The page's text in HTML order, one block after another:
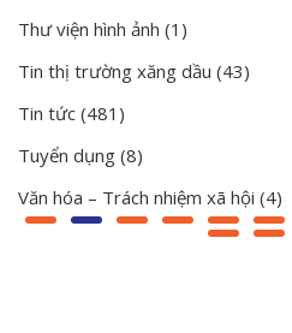
Thư viện hình ảnh (1)
Tin thị trường xăng dầu (43)
Tin tức (481)
Tuyển dụng (8)
Văn hóa – Trách nhiệm xã hội (4)